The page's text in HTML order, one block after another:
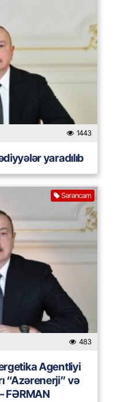
1443
yaradılıb
Sərəncam
483
Agentliyi
“Azərenerji” və
FƏRMAN